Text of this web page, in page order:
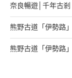
奈良暢遊│千年古
熊野古道「伊勢路
熊野古道「伊勢路